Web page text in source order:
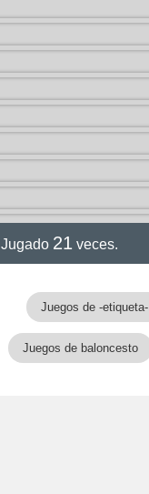
Jugado 21 veces.
Juegos de -etiqueta-
Juegos de baloncesto